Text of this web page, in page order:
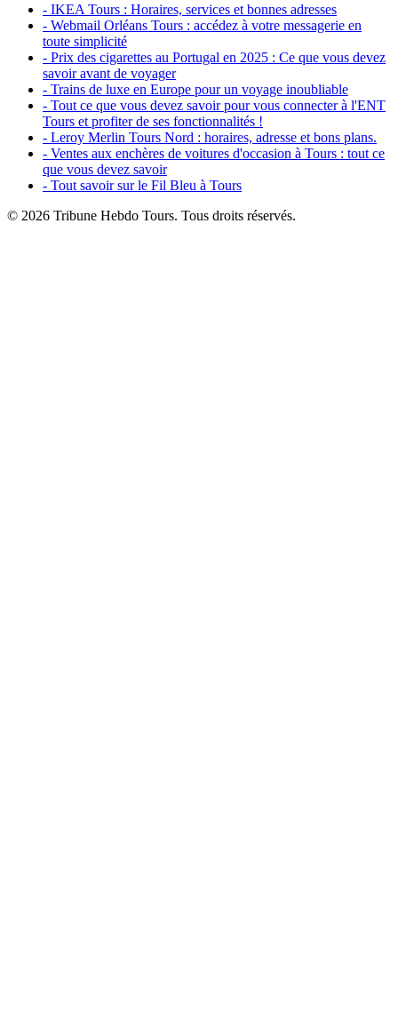
- IKEA Tours : Horaires, services et bonnes adresses
- Webmail Orléans Tours : accédez à votre messagerie en
toute simplicité
- Prix des cigarettes au Portugal en 2025 : Ce que vous devez
savoir avant de voyager
- Trains de luxe en Europe pour un voyage inoubliable
- Tout ce que vous devez savoir pour vous connecter à l'ENT
Tours et profiter de ses fonctionnalités !
- Leroy Merlin Tours Nord : horaires, adresse et bons plans.
- Ventes aux enchères de voitures d'occasion à Tours : tout ce
que vous devez savoir
- Tout savoir sur le Fil Bleu à Tours
© 2026 Tribune Hebdo Tours. Tous droits réservés.